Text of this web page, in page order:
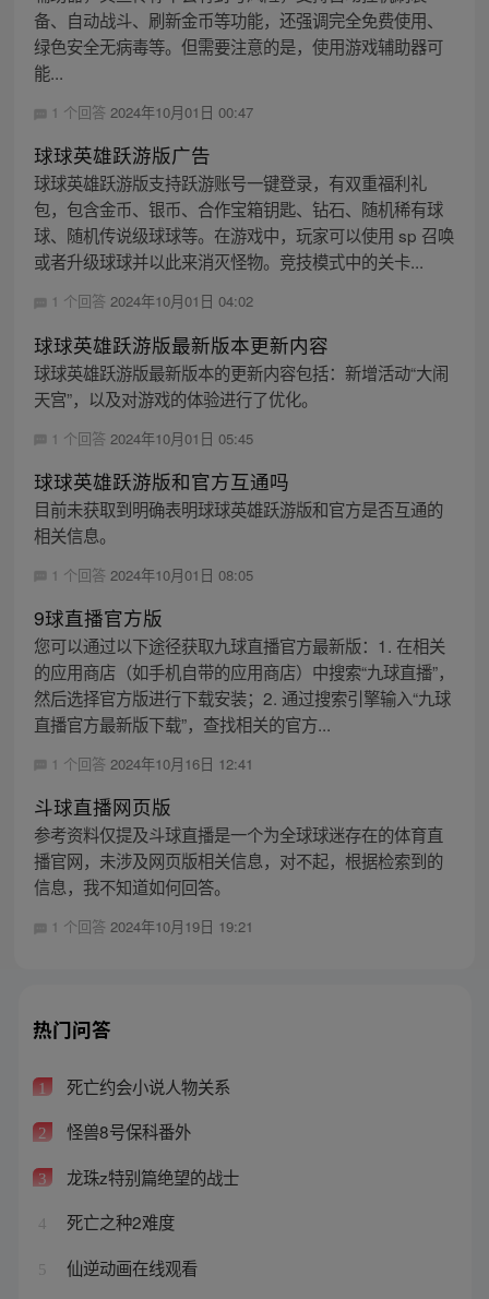
备、自动战斗、刷新金币等功能，还强调完全免费使用、
绿色安全无病毒等。但需要注意的是，使用游戏辅助器可
能...
1 个回答 2024年10月01日 00:47
球球英雄跃游版广告
球球英雄跃游版支持跃游账号一键登录，有双重福利礼
包，包含金币、银币、合作宝箱钥匙、钻石、随机稀有球
球、随机传说级球球等。在游戏中，玩家可以使用 sp 召唤
或者升级球球并以此来消灭怪物。竞技模式中的关卡...
1 个回答 2024年10月01日 04:02
球球英雄跃游版最新版本更新内容
球球英雄跃游版最新版本的更新内容包括：新增活动“大闹
天宫”，以及对游戏的体验进行了优化。
1 个回答 2024年10月01日 05:45
球球英雄跃游版和官方互通吗
目前未获取到明确表明球球英雄跃游版和官方是否互通的
相关信息。
1 个回答 2024年10月01日 08:05
9球直播官方版
您可以通过以下途径获取九球直播官方最新版：1. 在相关
的应用商店（如手机自带的应用商店）中搜索“九球直播”，
然后选择官方版进行下载安装；2. 通过搜索引擎输入“九球
直播官方最新版下载”，查找相关的官方...
1 个回答 2024年10月16日 12:41
斗球直播网页版
参考资料仅提及斗球直播是一个为全球球迷存在的体育直
播官网，未涉及网页版相关信息，对不起，根据检索到的
信息，我不知道如何回答。
1 个回答 2024年10月19日 19:21
热门问答
1 死亡约会小说人物关系
2 怪兽8号保科番外
3 龙珠z特别篇绝望的战士
4 死亡之种2难度
5 仙逆动画在线观看